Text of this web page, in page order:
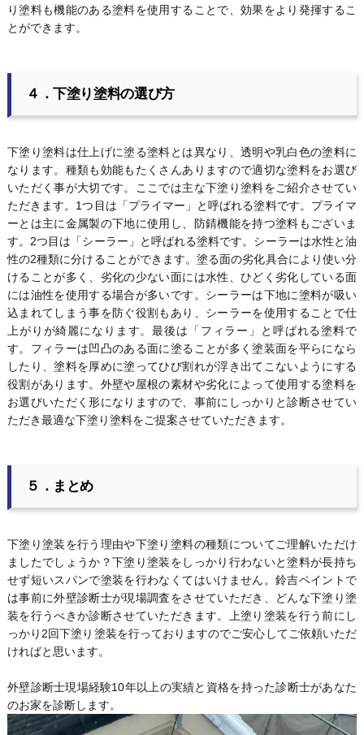
り塗料も機能のある塗料を使用することで、効果をより発揮するこ
とができます。
４．下塗り塗料の選び方
下塗り塗料は仕上げに塗る塗料とは異なり、透明や乳白色の塗料に
なります。種類も効能もたくさんありますので適切な塗料をお選び
いただく事が大切です。ここでは主な下塗り塗料をご紹介させてい
ただきます。1つ目は「プライマー」と呼ばれる塗料です。プライマ
ーとは主に金属製の下地に使用し、防錆機能を持つ塗料もございま
す。2つ目は「シーラー」と呼ばれる塗料です。シーラーは水性と油
性の2種類に分けることができます。塗る面の劣化具合により使い分
けることが多く、劣化の少ない面には水性、ひどく劣化している面
には油性を使用する場合が多いです。シーラーは下地に塗料が吸い
込まれてしまう事を防ぐ役割もあり、シーラーを使用することで仕
上がりが綺麗になります。最後は「フィラー」と呼ばれる塗料で
す。フィラーは凹凸のある面に塗ることが多く塗装面を平らになら
したり、塗料を厚めに塗ってひび割れが浮き出てこないようにする
役割があります。外壁や屋根の素材や劣化によって使用する塗料を
お選びいただく形になりますので、事前にしっかりと診断させてい
ただき最適な下塗り塗料をご提案させていただきます。
５．まとめ
下塗り塗装を行う理由や下塗り塗料の種類についてご理解いただけ
ましたでしょうか？下塗り塗装をしっかり行わないと塗料が長持ち
せず短いスパンで塗装を行わなくてはいけません。鈴吉ペイントで
は事前に外壁診断士が現場調査をさせていただき、どんな下塗り塗
装を行うべきか診断させていただきます。上塗り塗装を行う前にし
っかり2回下塗り塗装を行っておりますのでご安心してご依頼いただ
ければと思います。
外壁診断士現場経験10年以上の実績と資格を持った診断士があなた
のお家を診断します。